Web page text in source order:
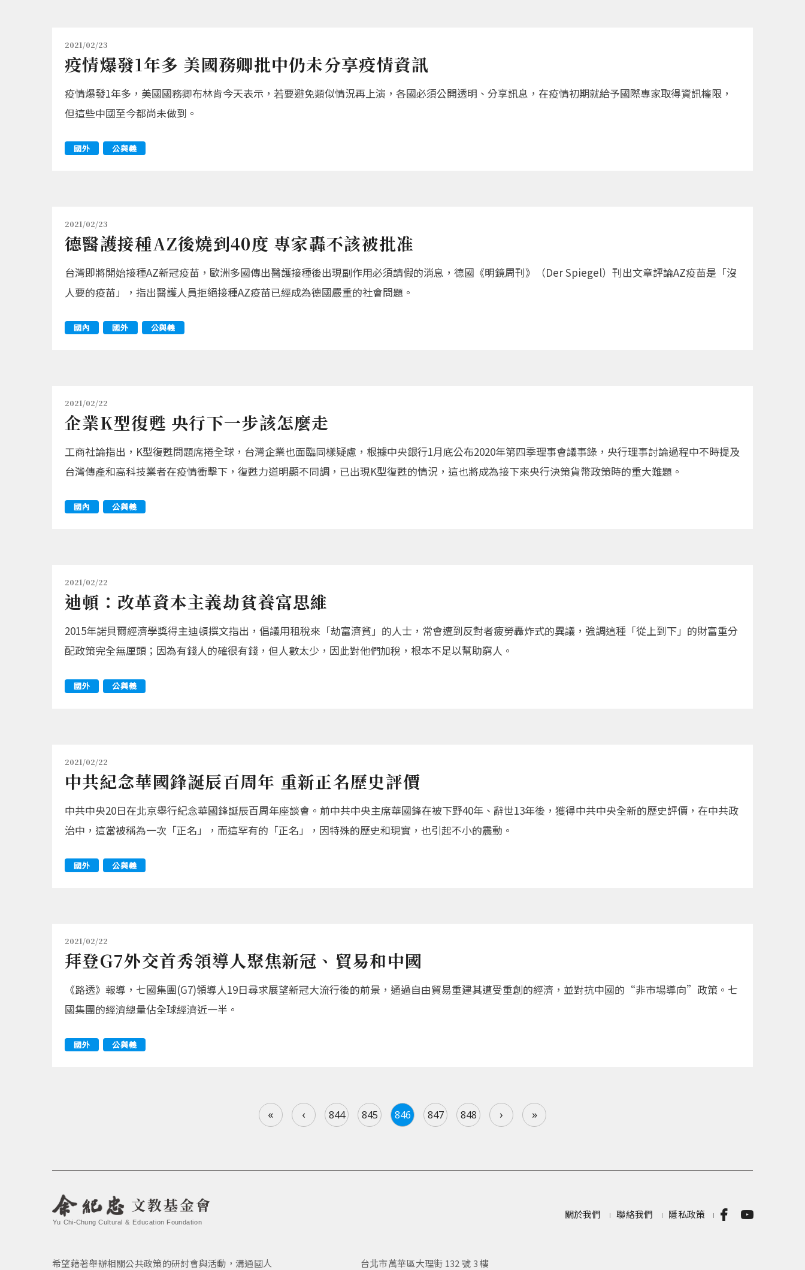
2021/02/23
疫情爆發1年多 美國務卿批中仍未分享疫情資訊
疫情爆發1年多，美國國務卿布林肯今天表示，若要避免類似情況再上演，各國必須公開透明、分享訊息，在疫情初期就給予國際專家取得資訊權限，
但這些中國至今都尚未做到。
國外 公與義
2021/02/23
德醫護接種AZ後燒到40度 專家轟不該被批准
台灣即將開始接種AZ新冠疫苗，歐洲多國傳出醫護接種後出現副作用必須請假的消息，德國《明鏡周刊》（Der Spiegel）刊出文章評論AZ疫苗是「沒
人要的疫苗」，指出醫護人員拒絕接種AZ疫苗已經成為德國嚴重的社會問題。
國內 國外 公與義
2021/02/22
企業K型復甦 央行下一步該怎麼走
工商社論指出，K型復甦問題席捲全球，台灣企業也面臨同樣疑慮，根據中央銀行1月底公布2020年第四季理事會議事錄，央行理事討論過程中不時提及
台灣傳產和高科技業者在疫情衝擊下，復甦力道明顯不同調，已出現K型復甦的情況，這也將成為接下來央行決策貨幣政策時的重大難題。
國內 公與義
2021/02/22
迪頓：改革資本主義劫貧養富思維
2015年諾貝爾經濟學獎得主迪頓撰文指出，倡議用租稅來「劫富濟貧」的人士，常會遭到反對者疲勞轟炸式的異議，強調這種「從上到下」的財富重分
配政策完全無厘頭；因為有錢人的確很有錢，但人數太少，因此對他們加稅，根本不足以幫助窮人。
國外 公與義
2021/02/22
中共紀念華國鋒誕辰百周年 重新正名歷史評價
中共中央20日在北京舉行紀念華國鋒誕辰百周年座談會。前中共中央主席華國鋒在被下野40年、辭世13年後，獲得中共中央全新的歷史評價，在中共政
治中，這當被稱為一次「正名」，而這罕有的「正名」，因特殊的歷史和現實，也引起不小的震動。
國外 公與義
2021/02/22
拜登G7外交首秀領導人聚焦新冠、貿易和中國
《路透》報導，七國集團(G7)領導人19日尋求展望新冠大流行後的前景，通過自由貿易重建其遭受重創的經濟，並對抗中國的“非市場導向”政策。七
國集團的經濟總量佔全球經濟近一半。
國外 公與義
« ‹ 844 845 846 847 848 › »
文教基金會
Yu Chi-Chung Cultural & Education Foundation
關於我們 聯絡我們 隱私政策
希望藉著舉辦相關公共政策的研討會與活動，溝通國人 台北市萬華區大理街 132 號 3 樓